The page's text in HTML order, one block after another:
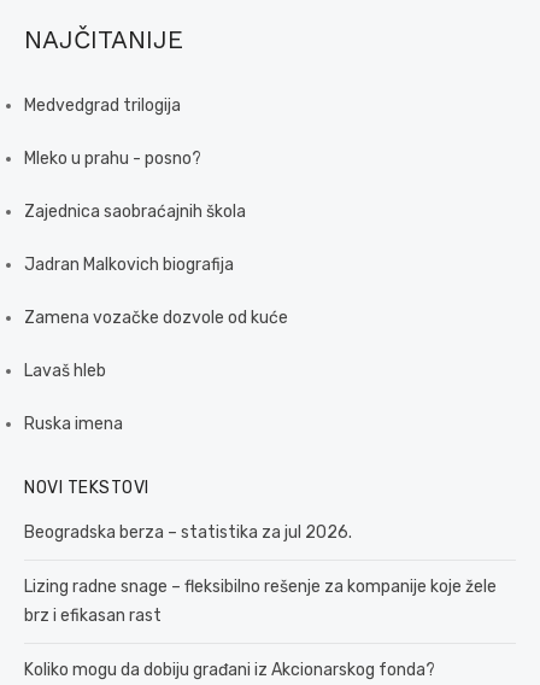
NAJČITANIJE
Medvedgrad trilogija
Mleko u prahu - posno?
Zajednica saobraćajnih škola
Jadran Malkovich biografija
Zamena vozačke dozvole od kuće
Lavaš hleb
Ruska imena
NOVI TEKSTOVI
Beogradska berza – statistika za jul 2026.
Lizing radne snage – fleksibilno rešenje za kompanije koje žele
brz i efikasan rast
Koliko mogu da dobiju građani iz Akcionarskog fonda?